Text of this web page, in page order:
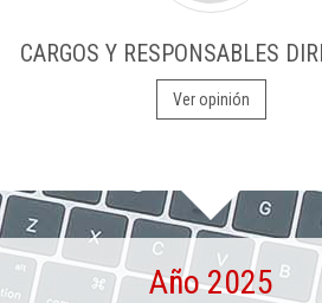
CARGOS Y RESPONSABLES
Ver opinión
Año 2025